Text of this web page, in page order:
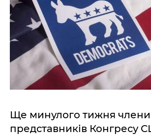
Ще минулого тижня
представників Конгресу